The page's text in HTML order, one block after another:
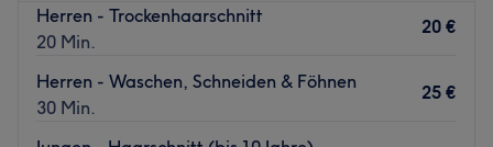
Herren - Trockenhaarschnitt
20 Min.
20 €
Herren - Waschen, Schneiden & Föhnen
30 Min.
25 €